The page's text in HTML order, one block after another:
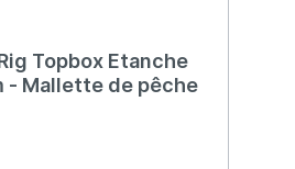
Topbox Etanche
- Mallette de pêche